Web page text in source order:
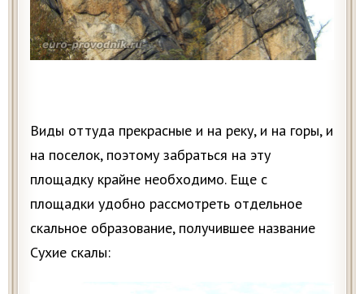
Виды оттуда прекрасные и на реку, и на горы, и
на поселок, поэтому забраться на эту
площадку крайне необходимо. Еще с
площадки удобно рассмотреть отдельное
скальное образование, получившее название
Сухие скалы: